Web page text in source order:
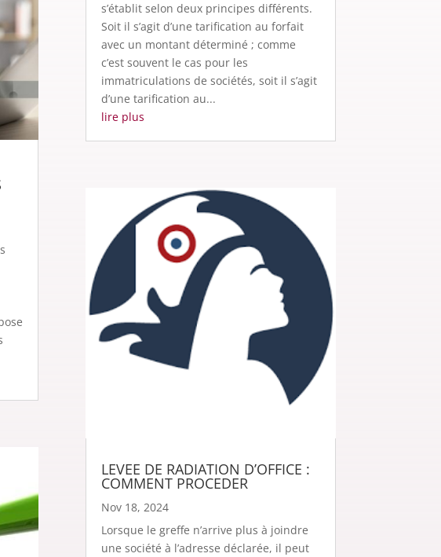
s’établit selon deux principes différents.
Soit il s’agit d’une tarification au forfait
avec un montant déterminé ; comme
c’est souvent le cas pour les
immatriculations de sociétés, soit il s’agit
d’une tarification au...
lire plus
LEVEE DE RADIATION D’OFFICE :
COMMENT PROCEDER
Nov 18, 2024
Lorsque le greffe n’arrive plus à joindre
une société à l’adresse déclarée, il peut